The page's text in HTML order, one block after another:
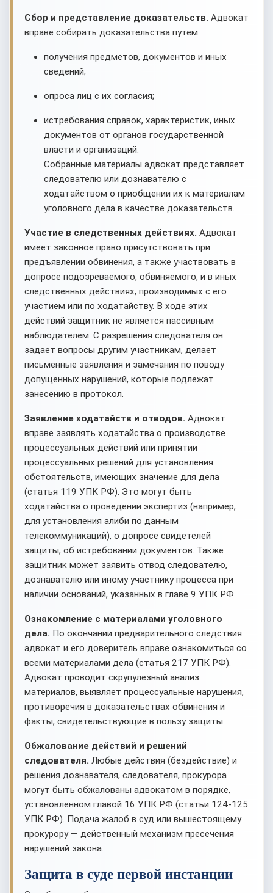
Сбор и представление доказательств. Адвокат
вправе собирать доказательства путем:
получения предметов, документов и иных
сведений;
опроса лиц с их согласия;
истребования справок, характеристик, иных
документов от органов государственной
власти и организаций.
Собранные материалы адвокат представляет
следователю или дознавателю с
ходатайством о приобщении их к материалам
уголовного дела в качестве доказательств.
Участие в следственных действиях. Адвокат
имеет законное право присутствовать при
предъявлении обвинения, а также участвовать в
допросе подозреваемого, обвиняемого, и в иных
следственных действиях, производимых с его
участием или по ходатайству. В ходе этих
действий защитник не является пассивным
наблюдателем. С разрешения следователя он
задает вопросы другим участникам, делает
письменные заявления и замечания по поводу
допущенных нарушений, которые подлежат
занесению в протокол.
Заявление ходатайств и отводов. Адвокат
вправе заявлять ходатайства о производстве
процессуальных действий или принятии
процессуальных решений для установления
обстоятельств, имеющих значение для дела
(статья 119 УПК РФ). Это могут быть
ходатайства о проведении экспертиз (например,
для установления алиби по данным
телекоммуникаций), о допросе свидетелей
защиты, об истребовании документов. Также
защитник может заявить отвод следователю,
дознавателю или иному участнику процесса при
наличии оснований, указанных в главе 9 УПК РФ.
Ознакомление с материалами уголовного
дела. По окончании предварительного следствия
адвокат и его доверитель вправе ознакомиться со
всеми материалами дела (статья 217 УПК РФ).
Адвокат проводит скрупулезный анализ
материалов, выявляет процессуальные нарушения,
противоречия в доказательствах обвинения и
факты, свидетельствующие в пользу защиты.
Обжалование действий и решений
следователя. Любые действия (бездействие) и
решения дознавателя, следователя, прокурора
могут быть обжалованы адвокатом в порядке,
установленном главой 16 УПК РФ (статьи 124-125
УПК РФ). Подача жалоб в суд или вышестоящему
прокурору — действенный механизм пресечения
нарушений закона.
Защита в суде первой инстанции